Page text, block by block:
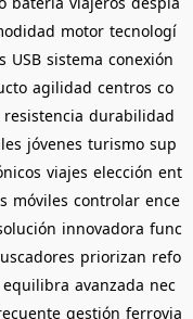
motor tecnologí
USB sistema conexión
agilidad centros co
resistencia durabilidad
jóvenes turismo sup
viajes elección ent
móviles controlar ence
innovadora func
priorizan refo
equilibra avanzada nec
gestión ferrovia